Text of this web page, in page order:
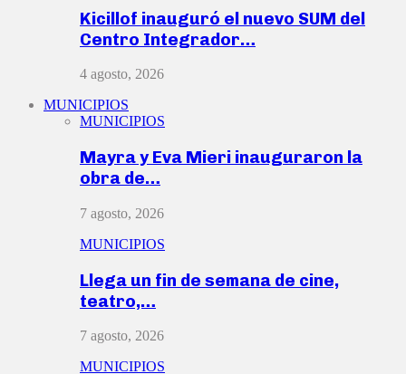
Kicillof inauguró el nuevo SUM del
Centro Integrador…
4 agosto, 2026
MUNICIPIOS
MUNICIPIOS
Mayra y Eva Mieri inauguraron la
obra de…
7 agosto, 2026
MUNICIPIOS
Llega un fin de semana de cine,
teatro,…
7 agosto, 2026
MUNICIPIOS